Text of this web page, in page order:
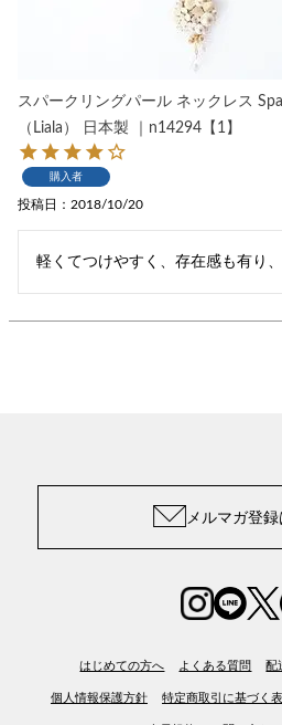
スパークリングパール ネックレス
（Liala） 日本製 ｜n14294【1】
購入者
投稿日 2018/10/20
軽くてつけやすく、存在感も有り
メルマガ登
はじめての方へ よくある質問 配
個人情報保護方針 特定商取引に基づく